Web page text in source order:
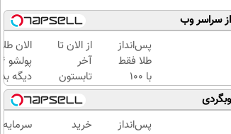
از سراسر وب
پس‌انداز
طلا فقط
با ۱۰۰
هزارتومان
(امن و
راحت)
از الان تا
آخر
تابستون
حداقل
12کیلو
چربی
الان
دیگه
طلا با
بی‌بهره
وبگردی
پس‌انداز
خرید